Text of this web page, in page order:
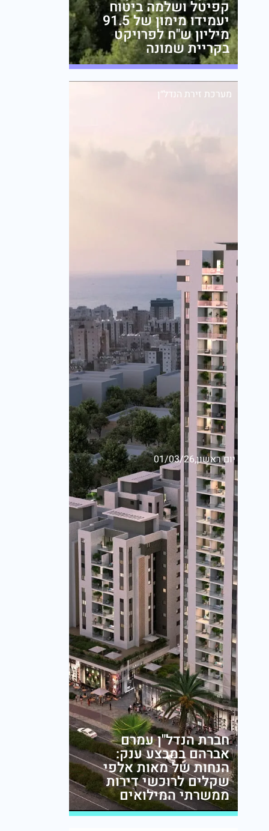
קפיטל ושלמה ביטוח
יעמידו מימון של 91.5
מיליון ש"ח לפרויקט
בקריית שמונה
חברת הנדל"ן עמרם
אברהם במבצע ענק:
הנחות של מאות אלפי
שקלים לרוכשי דירות
ממשרתי המילואים
מערכת זירת הנדל״ן
יום ראשון,01/03/26